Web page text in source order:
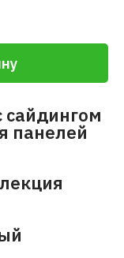
сайдингом
панелей